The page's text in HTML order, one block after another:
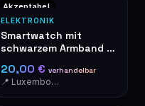
Akzeptabel
ELEKTRONIK
Smartwatch mit
schwarzem Armband –
Alarmknopf an der
Seite. Bei Gefahr
aktivieren. Ein schriller
20,00 € verhandelbar
📍 Luxembourg-Cents